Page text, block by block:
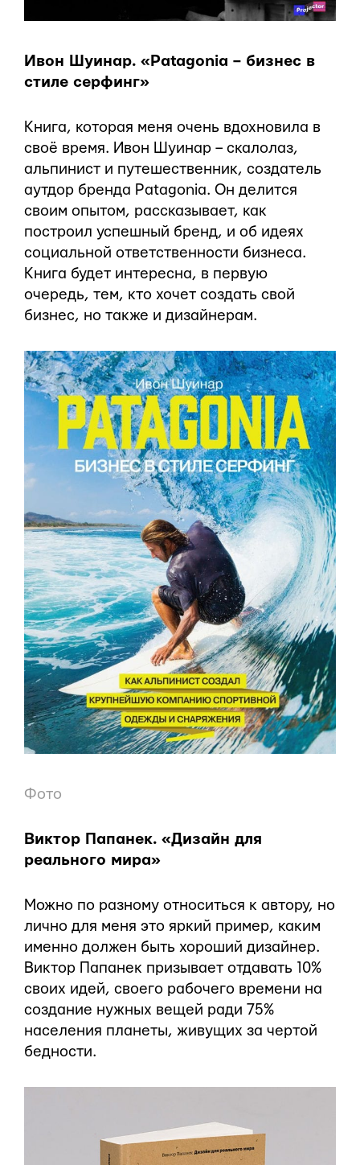
Ивон Шуинар. «Patagonia – бизнес в
стиле серфинг»
Книга, которая меня очень вдохновила в
своё время. Ивон Шуинар – скалолаз,
альпинист и путешественник, создатель
аутдор бренда Patagonia. Он делится
своим опытом, рассказывает, как
построил успешный бренд, и об идеях
социальной ответственности бизнеса.
Книга будет интересна, в первую
очередь, тем, кто хочет создать свой
бизнес, но также и дизайнерам.
Фото
Виктор Папанек. «Дизайн для
реального мира»
Можно по разному относиться к автору, но
лично для меня это яркий пример, каким
именно должен быть хороший дизайнер.
Виктор Папанек призывает отдавать 10%
своих идей, своего рабочего времени на
создание нужных вещей ради 75%
населения планеты, живущих за чертой
бедности.